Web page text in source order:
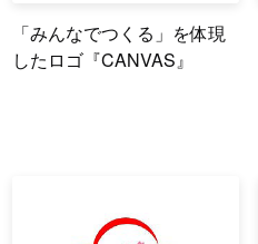
「みんなでつくる」を体現
したロゴ『CANVAS』